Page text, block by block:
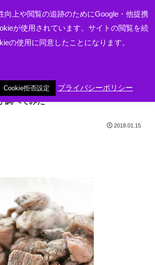
リエイトプログラムによる収益を得ています
の高騰と連騰はその年の相場を活気づ
調べてみた
2018.01.15
向上や閲覧の追跡のためにGoogle・他提携
が使用されています。サイトの閲覧を続
の使用に同意したことになります。
Cookie拒否設定 プライバシーポリシー